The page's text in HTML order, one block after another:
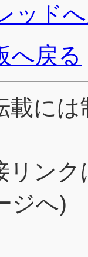
ッド
へ戻る
載に
リン
ジへ)